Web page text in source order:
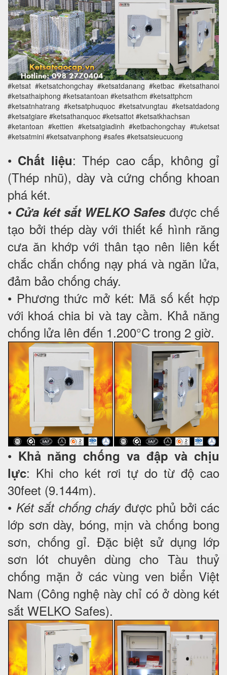
#ketsat #ketsatchongchay #ketsatdanang #ketbac #ketsathanoi
#ketsathaiphong #ketsatantoan #ketsathcm #ketsattphcm
#ketsatnhatrang #ketsatphuquoc #ketsatvungtau #ketsatdadong
#ketsatgiare #ketsathanquoc #ketsattot #ketsatkhachsan
#ketantoan #kettien #ketsatgiadinh #ketbachongchay #tuketsat
#ketsatmini #ketsatvanphong #safes #ketsatsieucuong
• Chất liệu: Thép cao cấp, không gỉ
(Thép nhũ), dày và cứng chống khoan
phá két.
• Cửa két sắt WELKO Safesđược chế
tạo bởi thép dày với thiết kế hình răng
cưa ăn khớp với thân tạo nên liên kết
chắc chắn chống nạy phá và ngăn lửa,
đảm bảo chống cháy.
• Phương thức mở két: Mã số kết hợp
với khoá chia bi và tay cầm. Khả năng
chống lửa lên đến 1.200°C trong 2 giờ.
• Khả năng chống va đập và chịu
lực: Khi cho két rơi tự do từ độ cao
30feet (9.144m).
• Két sắt chống cháyđược phủ bởi các
lớp sơn dày, bóng, mịn và chống bong
sơn, chống gỉ. Đặc biệt sử dụng lớp
sơn lót chuyên dùng cho Tàu thuỷ
chống mặn ở các vùng ven biển Việt
Nam (Công nghệ này chỉ có ở dòng két
sắt WELKO Safes).